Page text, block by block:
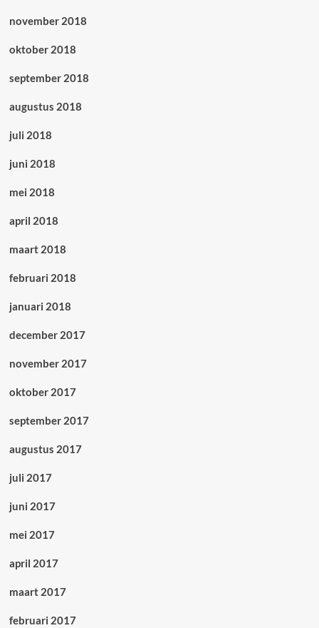
november 2018
oktober 2018
september 2018
augustus 2018
juli 2018
juni 2018
mei 2018
april 2018
maart 2018
februari 2018
januari 2018
december 2017
november 2017
oktober 2017
september 2017
augustus 2017
juli 2017
juni 2017
mei 2017
april 2017
maart 2017
februari 2017